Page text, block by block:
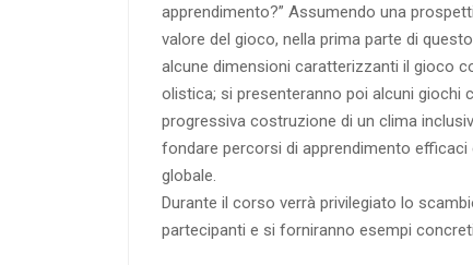
apprendimento?” Assumendo una
valore del gioco, nella prima parte di
alcune dimensioni caratterizzanti il gioco
olistica; si presenteranno poi alcuni giochi
progressiva costruzione di un clima
fondare percorsi di apprendimento efficaci
globale.
Durante il corso verrà privilegiato lo
partecipanti e si forniranno esempi